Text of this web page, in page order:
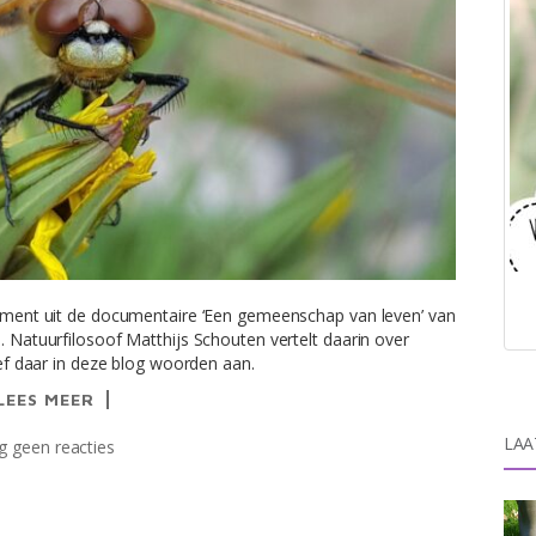
uit de documentaire ‘Een gemeenschap van leven’ van
Natuurfilosoof Matthijs Schouten vertelt daarin over
daar in deze blog woorden aan.
MEER
geen reacties